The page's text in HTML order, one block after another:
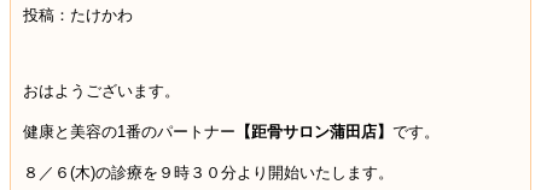
投稿：たけかわ
おはようございます。
健康と美容の1番のパートナー 【距骨サロン蒲田店】 です。
８／６ (木)の診療を９時３０分より開始いたします。